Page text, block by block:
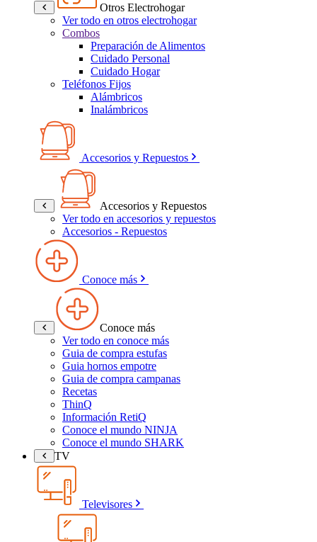
Otros Electrohogar
Ver todo en otros electrohogar
Combos
Preparación de Alimentos
Cuidado Personal
Cuidado Hogar
Teléfonos Fijos
Alámbricos
Inalámbricos
Accesorios y Repuestos
Accesorios y Repuestos
Ver todo en accesorios y repuestos
Accesorios - Repuestos
Conoce más
Conoce más
Ver todo en conoce más
Guia de compra estufas
Guia hornos empotre
Guia de compra campanas
Recetas
ThinQ
Información RetiQ
Conoce el mundo NINJA
Conoce el mundo SHARK
TV
Televisores